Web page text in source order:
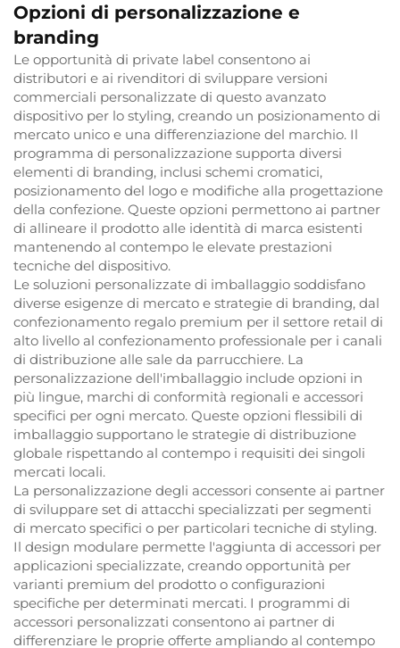
Opzioni di personalizzazione e
branding
Le opportunità di private label consentono ai
distributori e ai rivenditori di sviluppare versioni
commerciali personalizzate di questo avanzato
dispositivo per lo styling, creando un posizionamento di
mercato unico e una differenziazione del marchio. Il
programma di personalizzazione supporta diversi
elementi di branding, inclusi schemi cromatici,
posizionamento del logo e modifiche alla progettazione
della confezione. Queste opzioni permettono ai partner
di allineare il prodotto alle identità di marca esistenti
mantenendo al contempo le elevate prestazioni
tecniche del dispositivo.
Le soluzioni personalizzate di imballaggio soddisfano
diverse esigenze di mercato e strategie di branding, dal
confezionamento regalo premium per il settore retail di
alto livello al confezionamento professionale per i canali
di distribuzione alle sale da parrucchiere. La
personalizzazione dell'imballaggio include opzioni in
più lingue, marchi di conformità regionali e accessori
specifici per ogni mercato. Queste opzioni flessibili di
imballaggio supportano le strategie di distribuzione
globale rispettando al contempo i requisiti dei singoli
mercati locali.
La personalizzazione degli accessori consente ai partner
di sviluppare set di attacchi specializzati per segmenti
di mercato specifici o per particolari tecniche di styling.
Il design modulare permette l'aggiunta di accessori per
applicazioni specializzate, creando opportunità per
varianti premium del prodotto o configurazioni
specifiche per determinati mercati. I programmi di
accessori personalizzati consentono ai partner di
differenziare le proprie offerte ampliando al contempo